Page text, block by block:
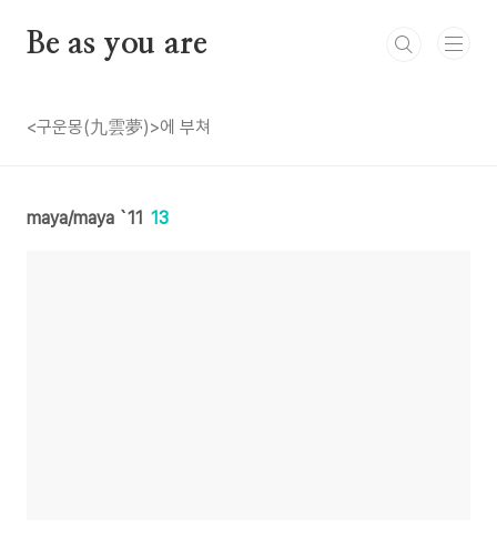
Be as you are
<구운몽(九雲夢)>에 부쳐
maya/maya `11 13